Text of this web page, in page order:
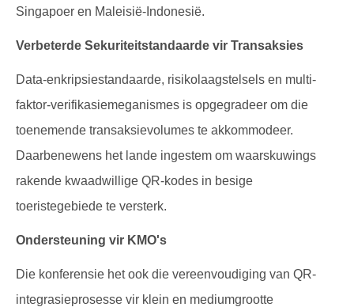
Singapoer en Maleisië-Indonesië.
Verbeterde Sekuriteitstandaarde vir Transaksies
Data-enkripsiestandaarde, risikolaagstelsels en multi-
faktor-verifikasiemeganismes is opgegradeer om die
toenemende transaksievolumes te akkommodeer.
Daarbenewens het lande ingestem om waarskuwings
rakende kwaadwillige QR-kodes in besige
toeristegebiede te versterk.
Ondersteuning vir KMO's
Die konferensie het ook die vereenvoudiging van QR-
integrasieprosesse vir klein en mediumgrootte